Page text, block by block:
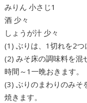
みりん 小さじ1
酒 少々
しょうが汁 少々
(1) ぶりは、1切れを2つ
(2) みそ床の調味料を混
時間～1一晩おきます。
(3) ぶりのまわりのみそ
焼きます。